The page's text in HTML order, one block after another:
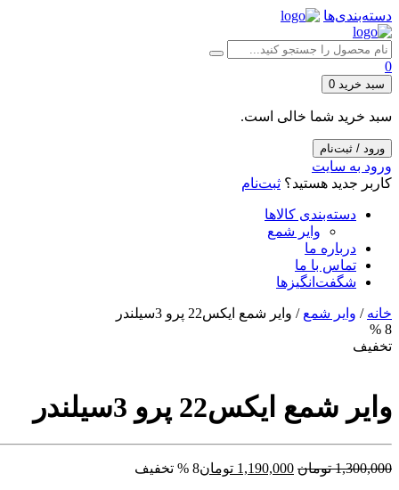
دسته‌بندی‌ها
0
سبد خرید 0
سبد خرید شما خالی است.
ورود / ثبت‌نام
ورود به سایت
کاربر جدید هستید؟ ثبت‌نام
دسته‌بندی کالاها
وایر شمع
درباره ما
تماس با ما
شگفت‌انگیزها
خانه / وایر شمع / وایر شمع ایکس22 پرو 3سیلندر
8 %
تخفیف
وایر شمع ایکس22 پرو 3سیلندر
1,300,000 تومان قیمت
1,190,000 تومان8 % تخفیف